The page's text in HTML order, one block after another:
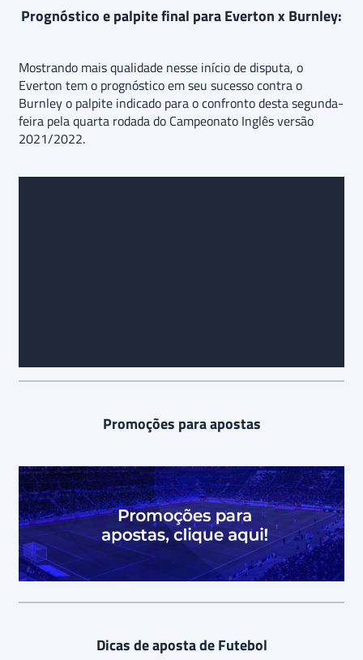
Prognóstico e palpite final para Everton x Burnley:
Mostrando mais qualidade nesse início de disputa, o
Everton tem o prognóstico em seu sucesso contra o
Burnley o palpite indicado para o confronto desta segunda-
feira pela quarta rodada do Campeonato Inglês versão
2021/2022.
Promoções para apostas
Dicas de aposta de Futebol